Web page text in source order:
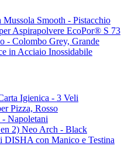
Mussola Smooth - Pistacchio
Aspirapolvere EcoPor® S 73
- Colombo Grey, Grande
in Acciaio Inossidabile
Igienica - 3 Veli
Pizza, Rosso
Napoletani
2) Neo Arch - Black
DISHA con Manico e Testina